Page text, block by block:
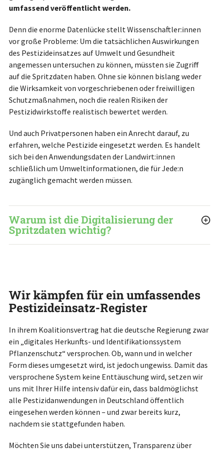
umfassend veröffentlicht werden.
Denn die enorme Datenlücke stellt Wissenschaftler:innen
vor große Probleme: Um die tatsächlichen Auswirkungen
des Pestizideinsatzes auf Umwelt und Gesundheit
angemessen untersuchen zu können, müssten sie Zugriff
auf die Spritzdaten haben. Ohne sie können bislang weder
die Wirksamkeit von vorgeschriebenen oder freiwilligen
Schutzmaßnahmen, noch die realen Risiken der
Pestizidwirkstoffe realistisch bewertet werden.
Und auch Privatpersonen haben ein Anrecht darauf, zu
erfahren, welche Pestizide eingesetzt werden. Es handelt
sich bei den Anwendungsdaten der Landwirt:innen
schließlich um Umweltinformationen, die für Jede:n
zugänglich gemacht werden müssen.
Warum ist die Digitalisierung der
Spritzdaten wichtig?
Wir kämpfen für ein umfassendes
Pestizideinsatz-Register
In ihrem Koalitionsvertrag hat die deutsche Regierung zwar
ein „digitales Herkunfts- und Identifikationssystem
Pflanzenschutz“ versprochen. Ob, wann und in welcher
Form dieses umgesetzt wird, ist jedoch ungewiss. Damit das
versprochene System keine Enttäuschung wird, setzen wir
uns mit Ihrer Hilfe intensiv dafür ein, dass baldmöglichst
alle Pestizidanwendungen in Deutschland öffentlich
eingesehen werden können – und zwar bereits kurz,
nachdem sie stattgefunden haben.
Möchten Sie uns dabei unterstützen, Transparenz über